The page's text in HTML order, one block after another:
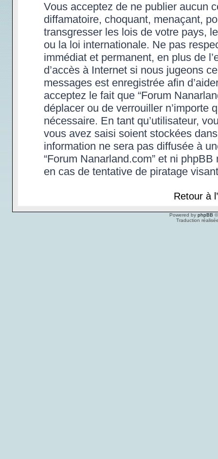
Vous acceptez de ne publier aucun
diffamatoire, choquant, menaçant,
transgresser les lois de votre pays,
ou la loi internationale. Ne pas
immédiat et permanent, en plus de
d’accès à Internet si nous jugeons
messages est enregistrée afin
acceptez le fait que “Forum
déplacer ou de verrouiller n’importe
nécessaire. En tant qu’utilisateur,
vous avez saisi soient stockées
information ne sera pas diffusée à
“Forum Nanarland.com” et ni
en cas de tentative de piratage
Retour à
Powered by phpBB
Traduction